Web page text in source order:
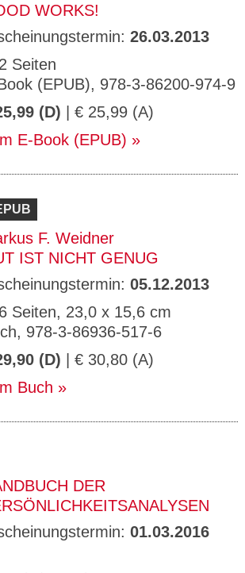
WORKS!
26.03.2013
Seiten
(EPUB), 978-3-86200-974-9
(D) | € 25,99 (A)
E-Book (EPUB)
F. Weidner
IST NICHT GENUG
05.12.2013
Seiten, 23,0 x 15,6 cm
978-3-86936-517-6
(D) | € 30,80 (A)
Buch
DER
01.03.2016